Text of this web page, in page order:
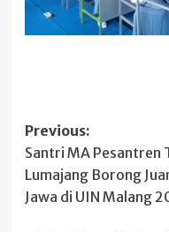
Post
navigation
Previous:
Santri MA Pesantren
Lumajang Borong
Jawa di UIN Malang